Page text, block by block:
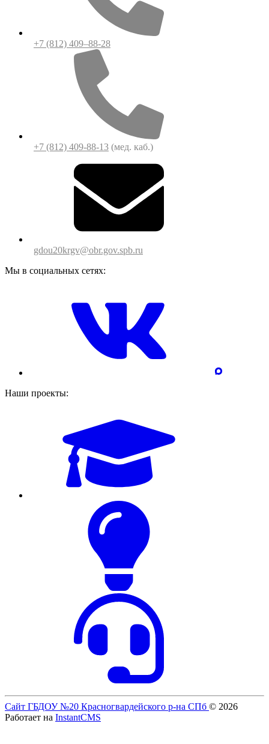
+7 (812) 409–88-28
+7 (812) 409-88-13 (мед. каб.)
gdou20krgv@obr.gov.spb.ru
Мы в социальных сетях:
Наши проекты:
Сайт ГБДОУ №20 Красногвардейского р-на СПб © 2026
Работает на InstantCMS